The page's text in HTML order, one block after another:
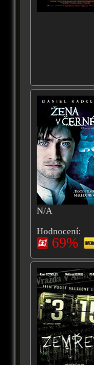
N/A
Hodnocení:
69%